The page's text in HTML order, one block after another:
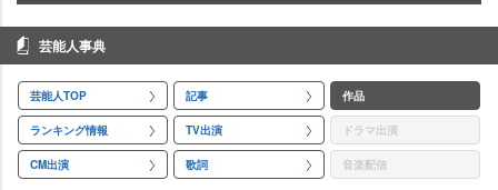
芸能人事典
芸能人TOP 記事 作品
ランキング情報 TV出演 ドラマ出演
CM出演 歌詞 音楽配信